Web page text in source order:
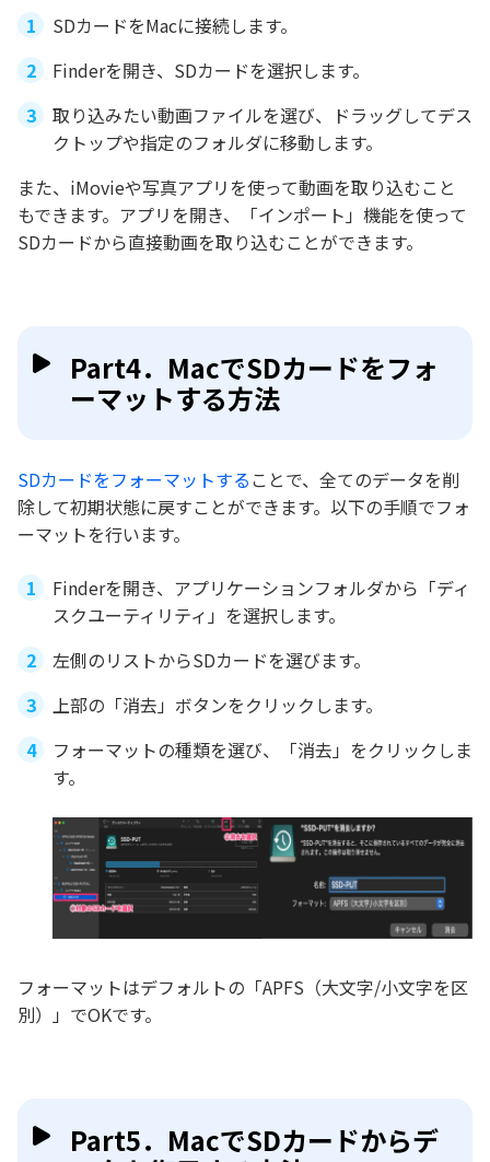
SDカードをMacに接続します。
Finderを開き、SDカードを選択します。
取り込みたい動画ファイルを選び、ドラッグしてデス
クトップや指定のフォルダに移動します。
また、iMovieや写真アプリを使って動画を取り込むこと
もできます。アプリを開き、「インポート」機能を使って
SDカードから直接動画を取り込むことができます。
Part4．MacでSDカードをフォ
ーマットする方法
SDカードをフォーマットする ことで、全てのデータを削
除して初期状態に戻すことができます。以下の手順でフォ
ーマットを行います。
Finderを開き、アプリケーションフォルダから「ディ
スクユーティリティ」を選択します。
左側のリストからSDカードを選びます。
上部の「消去」ボタンをクリックします。
フォーマットの種類を選び、「消去」をクリックしま
す。
フォーマットはデフォルトの「APFS（大文字/小文字を区
別）」でOKです。
Part5．MacでSDカードからデ